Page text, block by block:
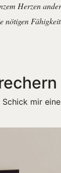
Herzen
mir eine